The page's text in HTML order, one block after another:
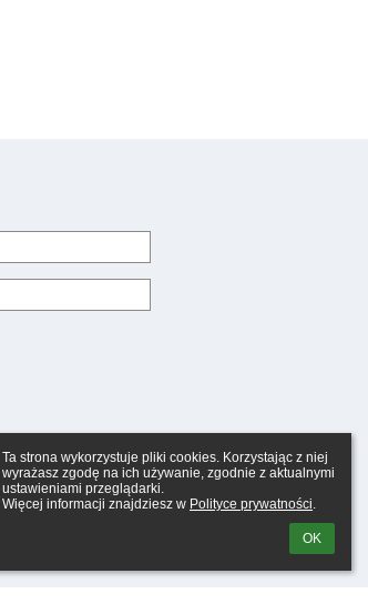
Ta strona wykorzystuje pliki cookies. Korzystając z niej
wyrażasz zgodę na ich używanie, zgodnie z aktualnymi
ustawieniami przeglądarki.
Więcej informacji znajdziesz w Polityce prywatności.
OK